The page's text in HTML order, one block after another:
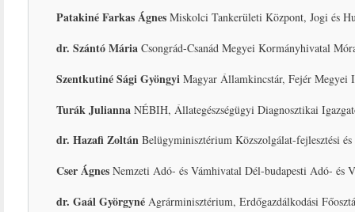
Patakiné Farkas Ágnes Miskolci Tankerületi Központ, Jogi és
dr. Szántó Mária Csongrád-Csanád Megyei Kormányhivatal
Szentkutiné Sági Gyöngyi Magyar Államkincstár, Fejér Megyei
Turák Julianna NÉBIH, Állategészségügyi Diagnosztikai
dr. Hazafi Zoltán Belügyminisztérium Közszolgálat-fejlesztési
Cser Ágnes Nemzeti Adó- és Vámhivatal Dél-budapesti Adó- és
dr. Gaál Györgyné Agrárminisztérium, Erdőgazdálkodási